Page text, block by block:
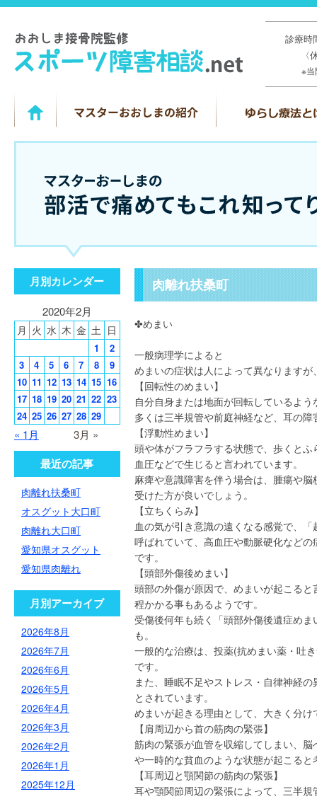
診療
※
肉離れ扶桑町
✤めまい
一般病理学によると
めまいの症状は人によって異なります
【回転性のめまい】
自分自身または地面が回転しているよ
多くは三半規管や前庭神経など、耳の
【浮動性めまい】
頭や体がフラフラする状態で、歩くと
血圧などで生じると言われています。
麻痺や意識障害を伴う場合は、腫瘍や
受けた方が良いでしょう。
【立ちくらみ】
血の気が引き意識の遠くなる感覚で、
呼ばれていて、高血圧や動脈硬化など
です。
【頭部外傷後めまい】
頭部の外傷が原因で、めまいが起こる
程かかる事もあるようです。
受傷後何年も続く「頭部外傷後遺症め
も。
一般的な治療は、投薬(抗めまい薬・吐
です。
また、睡眠不足やストレス・自律神経
とされています。
めまいが起きる理由として、大きく分
【肩周辺から首の筋肉の緊張】
筋肉の緊張が血管を収縮してしまい、
や一時的な貧血のような状態が起こると
【耳周辺と顎関節の筋肉の緊張】
耳や顎関節周辺の緊張によって、三半
月別カレンダー
2020年2月
月 火 水 木 金 土 日
« 1月 3月 »
1
2
3
4 5 6 7 8
9
10 11 12 13 14 15 16
17 18 19 20 21 22 23
24 25 26 27 28 29
最近の記事
肉離れ扶桑町
オスグット大口町
肉離れ大口町
愛知県オスグット
愛知県肉離れ
月別アーカイブ
2026年8月
2026年7月
2026年6月
2026年5月
2026年4月
2026年3月
2026年2月
2026年1月
2025年12月